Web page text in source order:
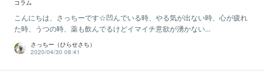
コラム
こんにちは、さっちーです☆凹んでいる時、やる気が出ない時、心が疲れ
た時、うつの時、薬も飲んでるけどイマイチ意欲が湧かない...
さっちー（ひらせさち）
2020/04/30 08:41